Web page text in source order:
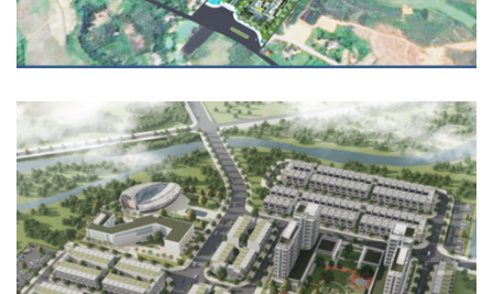
Email address:
KHU NHÀ Ở XÃ HỘI TẠI PHƯỜNG HẢI